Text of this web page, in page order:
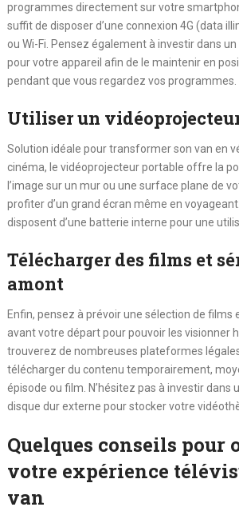
programmes directement sur votre
suffit de disposer d’une connexion 4G (data
ou Wi-Fi. Pensez également à investir dans
pour votre appareil afin de le maintenir en
pendant que vous regardez vos programmes.
Utiliser un
Solution idéale pour transformer son van en
cinéma, le vidéoprojecteur portable offre la
l’image sur un mur ou une surface plane de
profiter d’un grand écran même en
disposent d’une batterie interne pour une
Télécharger des films et
amont
Enfin, pensez à prévoir une sélection de films
avant votre départ pour pouvoir les visionner
trouverez de nombreuses plateformes
télécharger du contenu temporairement,
épisode ou film. N’hésitez pas à investir dans
disque dur externe pour stocker votre
Quelques conseils pour
votre expérience
van